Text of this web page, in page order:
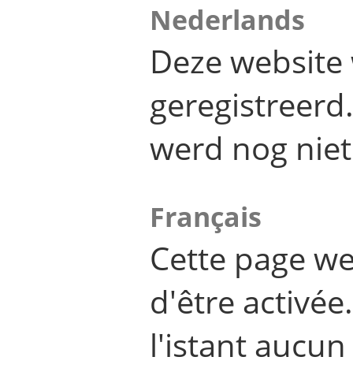
Nederlands
Deze
werd nog
Français
Cette page
d'être
l'istant